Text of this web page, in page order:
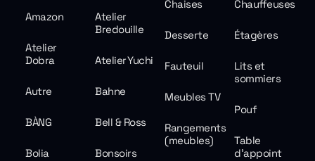
Amazon
Atelier
Bredouille
Atelier
Dobra
Atelier Yuchi
Autre Bahne
BÀNG Bell & Ross
Bolia Bonsoirs
Chaises Chauffeuses
Desserte Étagères
Fauteuil
Lits et
sommiers
Meubles TV
Pouf
Rangements
(meubles)
Table
d'appoint